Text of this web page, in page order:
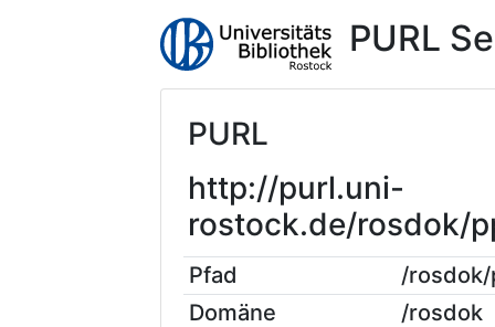
PURL
PURL
http://purl.uni-
rostock.de/rosdok/
Pfad
/rosdok/
Domäne
/rosdok